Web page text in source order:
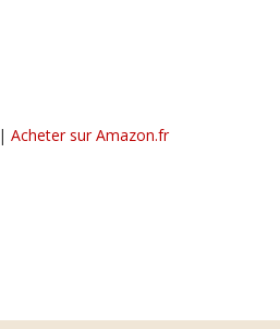
| Acheter sur Amazon.fr